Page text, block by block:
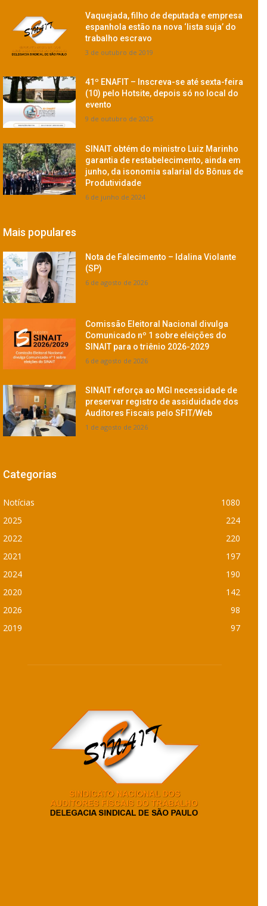
Vaquejada, filho de deputada e empresa
espanhola estão na nova ‘lista suja’ do
trabalho escravo
3 de outubro de 2019
41º ENAFIT – Inscreva-se até sexta-feira
(10) pelo Hotsite, depois só no local do
evento
9 de outubro de 2025
SINAIT obtém do ministro Luiz Marinho
garantia de restabelecimento, ainda em
junho, da isonomia salarial do Bônus de
Produtividade
6 de junho de 2024
Mais populares
Nota de Falecimento – Idalina Violante
(SP)
6 de agosto de 2026
Comissão Eleitoral Nacional divulga
Comunicado nº 1 sobre eleições do
SINAIT para o triênio 2026-2029
6 de agosto de 2026
SINAIT reforça ao MGI necessidade de
preservar registro de assiduidade dos
Auditores Fiscais pelo SFIT/Web
1 de agosto de 2026
Categorias
Notícias
1080
2025
224
2022
220
2021
197
2024
190
2020
142
2026
98
2019
97